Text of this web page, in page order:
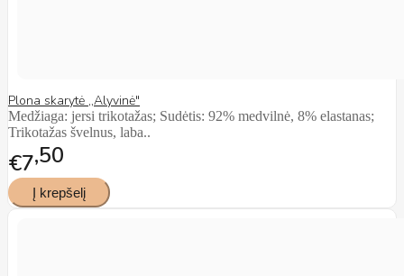
Plona skarytė ,,Alyvinė"
Medžiaga: jersi trikotažas; Sudėtis: 92% medvilnė, 8% elastanas;
Trikotažas švelnus, laba..
€7 50